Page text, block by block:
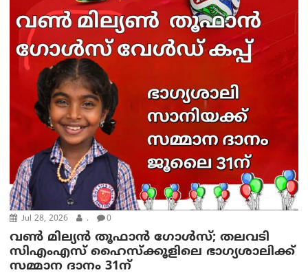
Jul 28, 2026 . 0
വൺ മില്യൻ തൂഫാൻ ഗോൾസ്; തലവടി
സിഎംഎസ് ഹൈസ്ക്കൂളിലെ ഭാഗ്യശാലിക്ക്
സമ്മാന ദാനം 31ന്